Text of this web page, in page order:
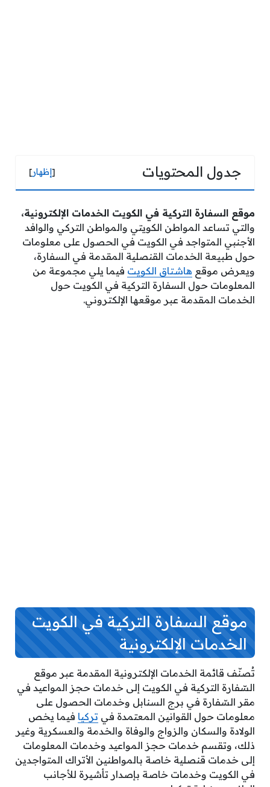
جدول المحتويات [إظهار]
موقع السفارة التركية في الكويت الخدمات الإلكترونية،
والتي تساعد المواطن الكويتي والمواطن التركي والوافد
الأجنبي المتواجد في الكويت في الحصول على معلومات
حول طبيعة الخدمات القنصلية المقدمة في السفارة،
ويعرض موقع هاشتاق الكويت فيما يلي مجموعة من
المعلومات حول السفارة التركية في الكويت حول
الخدمات المقدمة عبر موقعها الإلكتروني.
موقع السفارة التركية في الكويت
الخدمات الإلكترونية
تُصنّف قائمة الخدمات الإلكترونية المقدمة عبر موقع
السّفارة التركية في الكويت إلى خدمات حجز المواعيد في
مقر السّفارة في برج السنابل وخدمات الحصول على
معلومات حول القوانين المعتمدة في تركيا فيما يخص
الولادة والسكان والزواج والوفاة والخدمة والعسكرية وغير
ذلك، وتقسم خدمات حجز المواعيد وخدمات المعلومات
إلى خدمات قنصلية خاصة بالمواطنين الأتراك المتواجدين
في الكويت وخدمات خاصة بإصدار تأشيرة للأجانب